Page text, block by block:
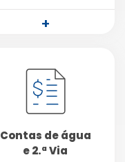
+
Contas de água
e 2.ª Via